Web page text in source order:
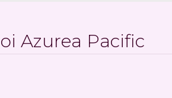
Azurea Pacific